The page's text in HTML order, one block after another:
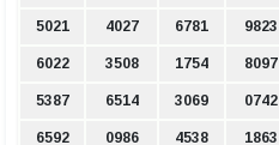
5021 4027 6781 9823
6022 3508 1754 8097
5387 6514 3069 0742
6592 0986 4538 1863